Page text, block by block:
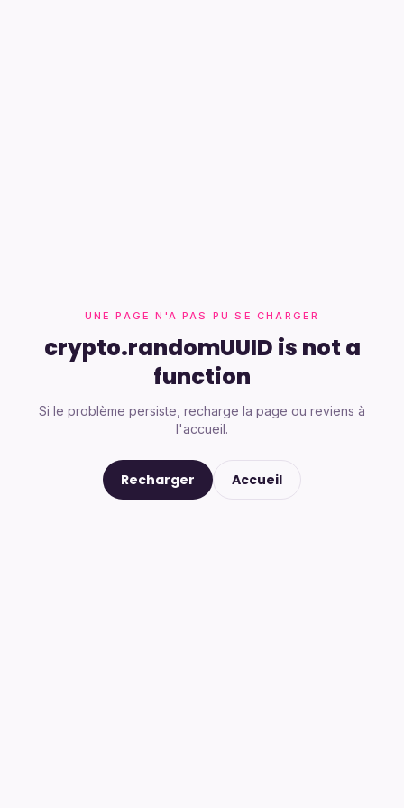
UNE PAGE N'A PAS PU SE CHARGER
crypto.randomUUID is not a
function
Si le problème persiste, recharge la page ou reviens à
l'accueil.
Recharger Accueil